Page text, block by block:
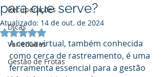
Recuperações
Dicas
Variedades
Gestão de Frotas
para que serve?
Atualizado: 14 de out. de 2024
Avaliado com NaN de 5 estrelas.
A cerca virtual, também conhecida
como cerca de rastreamento, é uma
ferramenta essencial para a gestão